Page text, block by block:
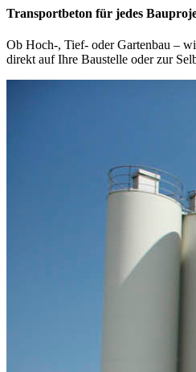
Transportbeton für jedes
Ob Hoch-, Tief- oder Gartenbau –
direkt auf Ihre Baustelle oder zur